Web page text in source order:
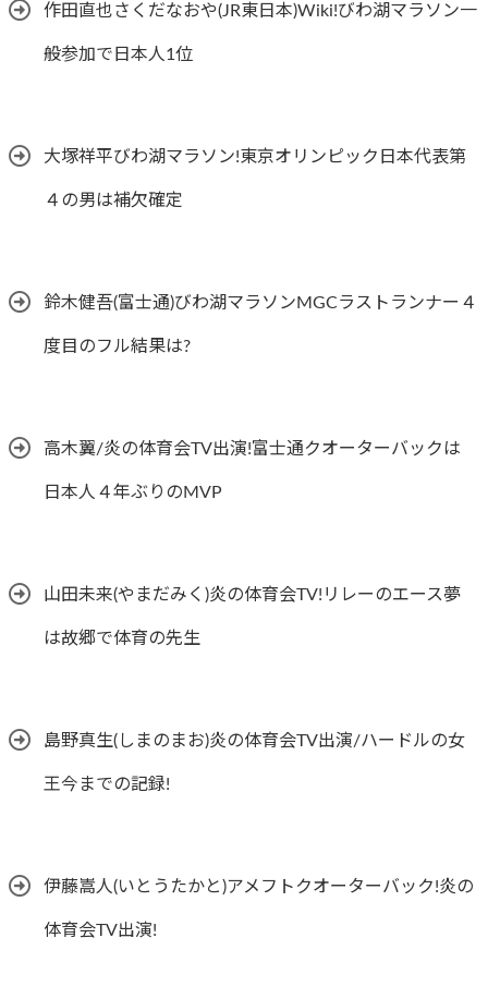
作田直也さくだなおや(JR東日本)Wiki!びわ湖マラソン一
般参加で日本人1位
大塚祥平びわ湖マラソン!東京オリンピック日本代表第
４の男は補欠確定
鈴木健吾(富士通)びわ湖マラソンMGCラストランナー４
度目のフル結果は?
高木翼/炎の体育会TV出演!富士通クオーターバックは
日本人４年ぶりのMVP
山田未来(やまだみく)炎の体育会TV!リレーのエース夢
は故郷で体育の先生
島野真生(しまのまお)炎の体育会TV出演/ハードルの女
王今までの記録!
伊藤嵩人(いとうたかと)アメフトクオーターバック!炎の
体育会TV出演!